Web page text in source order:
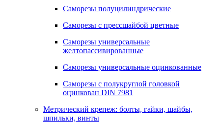
Саморезы полуцилиндрические
Саморезы с прессшайбой цветные
Саморезы универсальные
желтопассивированные
Саморезы универсальные оцинкованные
Саморезы с полукруглой головкой
оцинкован DIN 7981
Метрический крепеж: болты, гайки, шайбы,
шпильки, винты